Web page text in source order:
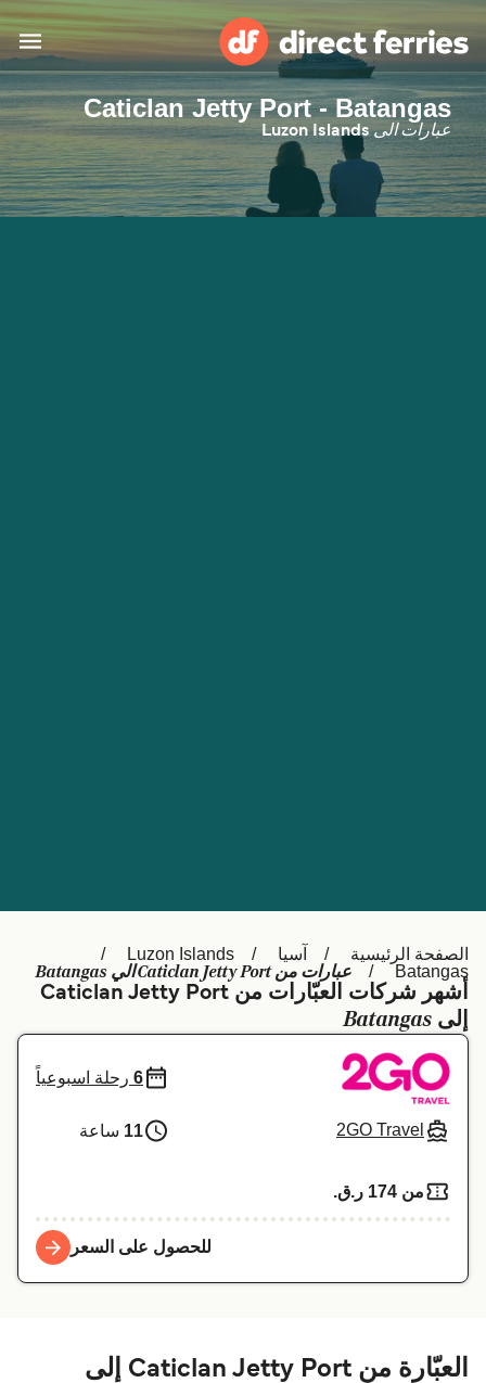
البلدان
تذاكر العبّارة
België (NL)
Ελλάδα
Belgique (FR)
Polska
Deutschland
Schweiz (DE)
Indonesia
Maroc (FR)
Caticlan Jetty Port - Batangas
عبارات الىLuzon Islands
الصفحة الرئيسية آسيا
Luzon Islands
Batangas
عبارات من Caticlan Jetty Port الي Batangas
أشهر شركات العبّارات من Caticlan Jetty Port
إلى Batangas
2GO Travel
6 رحلة اسبوعياً
11 ساعة
من 174 ر.ق.‏
للحصول على السعر
العبّارة من Caticlan Jetty Port إلى